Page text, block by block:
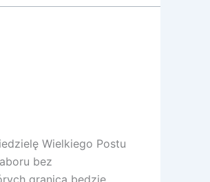
Wielkiego Postu
bez